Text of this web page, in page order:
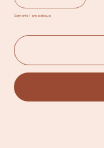
Somente 1 em estoque